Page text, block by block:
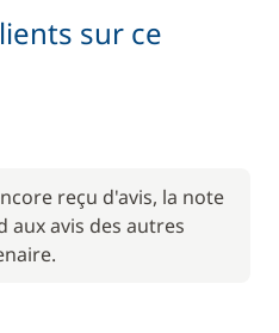
sur ce
reçu d'avis, la note
aux avis des autres